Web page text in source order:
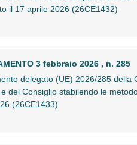
il 17 aprile 2026 (26CE1432)
3 febbraio 2026 , n. 285
delegato (UE) 2026/285
del Consiglio stabilendo le
(26CE1433)